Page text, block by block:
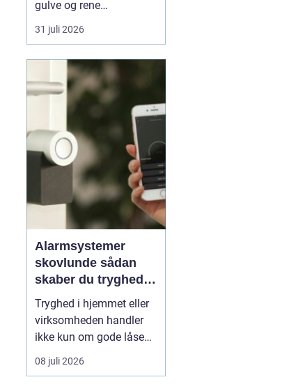
gulve og rene
skriveborde. For mange
virksomheder er
forbundet med både
medarbejdernes trivsel,
kundernes
førstehåndsindtryk og
den daglige drift. Nå...
31 juli 2026
Alarmsystemer
skovlunde sådan
skaber du tryghed i
hverdagen
Tryghed i hjemmet eller
virksomheden handler
ikke kun om gode låse
og opmærksomme
naboer. Flere og flere
08 juli 2026